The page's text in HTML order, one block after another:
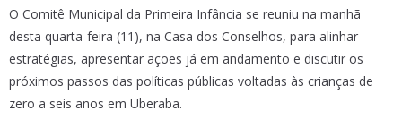
O Comitê Municipal da Primeira Infância se reuniu na manhã
desta quarta-feira (11), na Casa dos Conselhos, para alinhar
estratégias, apresentar ações já em andamento e discutir os
próximos passos das políticas públicas voltadas às crianças de
zero a seis anos em Uberaba.